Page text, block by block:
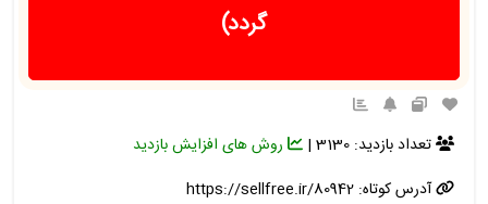
گردد)
تعداد بازدید: 3130 |
روش های افزایش بازدید
آدرس کوتاه:https://sellfree.ir/80942